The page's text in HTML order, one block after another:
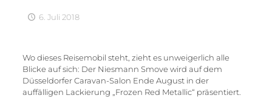
6. Juli 2018
Wo dieses Reisemobil steht, zieht es unweigerlich alle
Blicke auf sich: Der Niesmann Smove wird auf dem
Düsseldorfer Caravan-Salon Ende August in der
auffälligen Lackierung „Frozen Red Metallic“ präsentiert.